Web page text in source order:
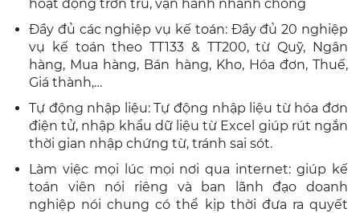
hoạt động trơn tru, vận hành nhanh chóng
Đầy đủ các nghiệp vụ kế toán: Đầy đủ 20 nghiệp
vụ kế toán theo TT133 & TT200, từ Quỹ, Ngân
hàng, Mua hàng, Bán hàng, Kho, Hóa đơn, Thuế,
Giá thành,…
Tự động nhập liệu: Tự động nhập liệu từ hóa đơn
điện tử, nhập khẩu dữ liệu từ Excel giúp rút ngắn
thời gian nhập chứng từ, tránh sai sót.
Làm việc mọi lúc mọi nơi qua internet: giúp kế
toán viên nói riêng và ban lãnh đạo doanh
nghiệp nói chung có thể kịp thời đưa ra quyết